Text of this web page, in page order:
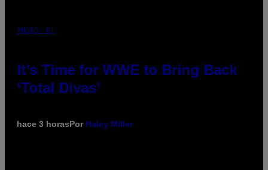
PHOTO: E!
It’s Time for WWE to Bring Back
‘Total Divas’
hace 3 horasPor Haley Miller